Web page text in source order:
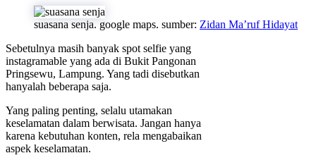
suasana senja. google maps. sumber: Zidan Ma’ruf Hidayat
Sebetulnya masih banyak spot selfie yang
instagramable yang ada di Bukit Pangonan
Pringsewu, Lampung. Yang tadi disebutkan
hanyalah beberapa saja.
Yang paling penting, selalu utamakan
keselamatan dalam berwisata. Jangan hanya
karena kebutuhan konten, rela mengabaikan
aspek keselamatan.